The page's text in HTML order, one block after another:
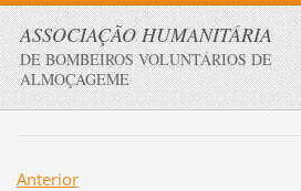
ASSOCIAÇÃO HUMANITÁRIA
DE BOMBEIROS VOLUNTÁRIOS DE
ALMOÇAGEME
Anterior